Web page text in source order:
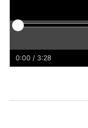
0:00 / 3:28